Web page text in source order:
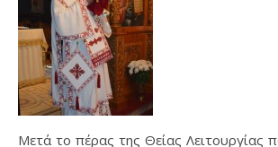
Μετά το πέρας της Θείας Λειτουργίας